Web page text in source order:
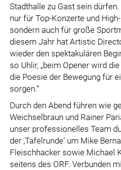
Stadthalle zu Gast sein
nur für Top-Konzerte und
sondern auch für große
diesem Jahr hat Artistic
wieder den spektakulären
so Uhlir, „beim Opener wird
die Poesie der Bewegung für
sorgen.“
Durch den Abend führen wie
Weichselbraun und Rainer
unser professionelles Team
der ,Tafelrunde‘ um Mike
Fleischhacker sowie Michael
seitens des ORF. Verbunden